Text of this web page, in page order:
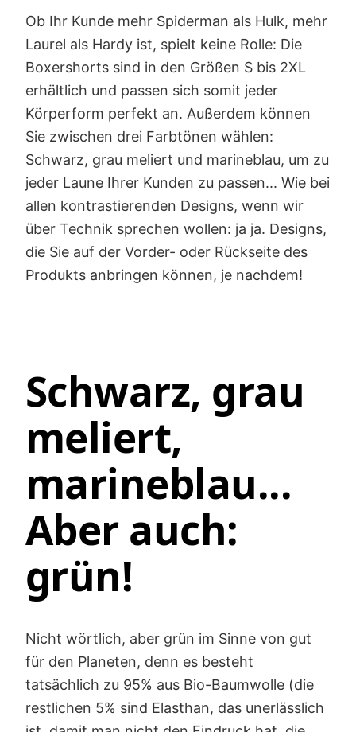
Ob Ihr Kunde mehr Spiderman als Hulk, mehr
Laurel als Hardy ist, spielt keine Rolle: Die
Boxershorts sind in den Größen S bis 2XL
erhältlich und passen sich somit jeder
Körperform perfekt an. Außerdem können
Sie zwischen drei Farbtönen wählen:
Schwarz, grau meliert und marineblau, um zu
jeder Laune Ihrer Kunden zu passen... Wie bei
allen kontrastierenden Designs, wenn wir
über Technik sprechen wollen: ja ja. Designs,
die Sie auf der Vorder- oder Rückseite des
Produkts anbringen können, je nachdem!
Schwarz, grau
meliert,
marineblau...
Aber auch:
grün!
Nicht wörtlich, aber grün im Sinne von gut
für den Planeten, denn es besteht
tatsächlich zu 95% aus Bio-Baumwolle (die
restlichen 5% sind Elasthan, das unerlässlich